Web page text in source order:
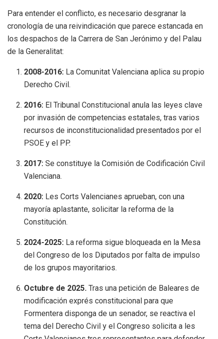
Para entender el conflicto, es necesario desgranar la
cronología de una reivindicación que parece estancada en
los despachos de la Carrera de San Jerónimo y del Palau
de la Generalitat:
2008-2016: La Comunitat Valenciana aplica su propio
Derecho Civil.
2016: El Tribunal Constitucional anula las leyes clave
por invasión de competencias estatales, tras varios
recursos de inconstitucionalidad presentados por el
PSOE y el PP.
2017: Se constituye la Comisión de Codificación Civil
Valenciana.
2020: Les Corts Valencianes aprueban, con una
mayoría aplastante, solicitar la reforma de la
Constitución.
2024-2025: La reforma sigue bloqueada en la Mesa
del Congreso de los Diputados por falta de impulso
de los grupos mayoritarios.
Octubre de 2025. Tras una petición de Baleares de
modificación exprés constitucional para que
Formentera disponga de un senador, se reactiva el
tema del Derecho Civil y el Congreso solicita a les